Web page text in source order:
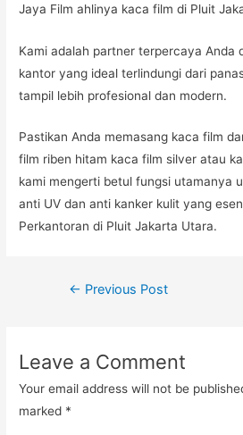
Jaya Film ahlinya kaca film di Pluit
Kami adalah partner terpercaya Anda
kantor yang ideal terlindungi dari
tampil lebih profesional dan modern.
Pastikan Anda memasang kaca film
film riben hitam kaca film silver atau
kami mengerti betul fungsi utamanya
anti UV dan anti kanker kulit yang
Perkantoran di Pluit Jakarta Utara.
Post
← Previous Post
Leave a Comment
Your email address will not be
marked *